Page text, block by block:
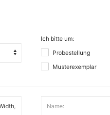
Ich bitte um:
Probestellung
Musterexemplar
Name: